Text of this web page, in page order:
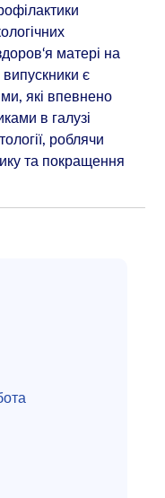
матері на
є
які впевнено
в галузі
роблячи
та покращення